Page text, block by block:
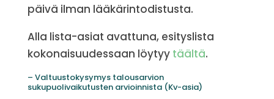
päivä ilman lääkärintodistusta.
Alla lista-asiat avattuna, esityslista
kokonaisuudessaan löytyytäältä.
– Valtuustokysymys talousarvion
sukupuolivaikutusten arvioinnista (Kv-asia)